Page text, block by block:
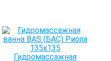
Гидромассажная